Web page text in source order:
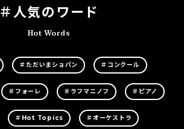
＃人気のワード
Hot Words
＃ただいまショパン ＃コンクール
＃フォーレ ＃ラフマニノフ ＃ピアノ
＃Hot Topics ＃オーケストラ